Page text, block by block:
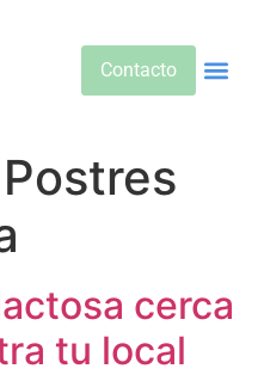
Contacto
Postres
cerca
tu local